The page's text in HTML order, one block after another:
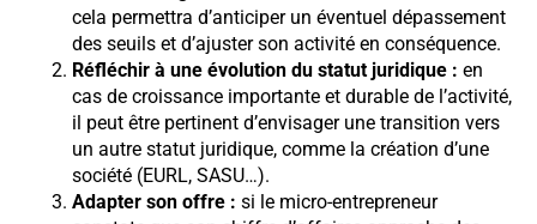
cela permettra d’anticiper un éventuel dépassement
des seuils et d’ajuster son activité en conséquence.
Réfléchir à une évolution du statut juridique : en
cas de croissance importante et durable de l’activité,
il peut être pertinent d’envisager une transition vers
un autre statut juridique, comme la création d’une
société (EURL, SASU…).
Adapter son offre : si le micro-entrepreneur